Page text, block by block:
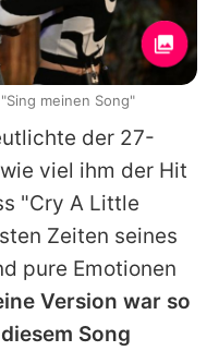
der 27-
viel ihm der Hit
"Cry A Little
Zeiten seines
pure Emotionen
Version war so
Song
meinen Song"